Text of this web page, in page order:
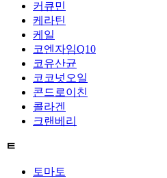
커큐민
케라틴
케일
코엔자임Q10
코유산균
코코넛오일
콘드로이친
콜라겐
크랜베리
ㅌ
토마토